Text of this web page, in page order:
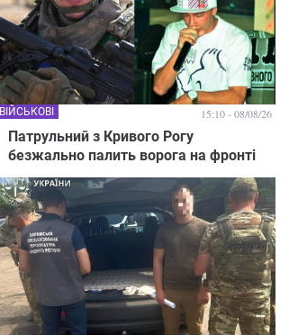
Патрульний з Кривого Рогу
безжально палить ворога на фронті
ВІЙСЬКОВІ 15:10 - 08/08/26